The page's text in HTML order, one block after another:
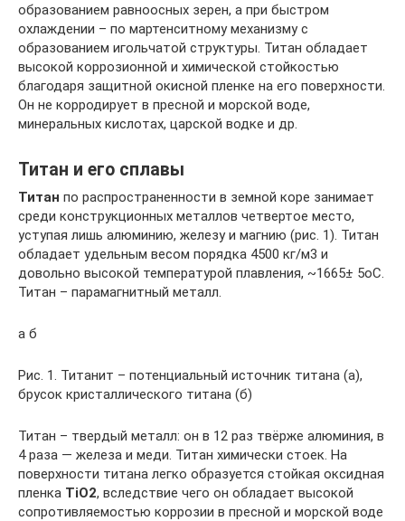
образованием равноосных зерен, а при быстром
охлаждении – по мартенситному механизму с
образованием игольчатой структуры. Титан обладает
высокой коррозионной и химической стойкостью
благодаря защитной окисной пленке на его поверхности.
Он не корродирует в пресной и морской воде,
минеральных кислотах, царской водке и др.
Титан и его сплавы
Титан по распространенности в земной коре занимает
среди конструкционных металлов четвертое место,
уступая лишь алюминию, железу и магнию (рис. 1). Титан
обладает удельным весом порядка 4500 кг/м3 и
довольно высокой температурой плавления, ~1665± 5оС.
Титан – парамагнитный металл.
а б
Рис. 1. Титанит – потенциальный источник титана (а),
брусок кристаллического титана (б)
Титан – твердый металл: он в 12 раз твёрже алюминия, в
4 раза — железа и меди. Титан химически стоек. На
поверхности титана легко образуется стойкая оксидная
пленка TiO2, вследствие чего он обладает высокой
сопротивляемостью коррозии в пресной и морской воде